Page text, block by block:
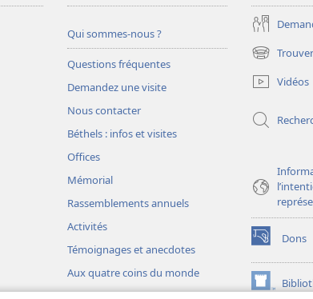
Qui sommes-nous ?
Questions fréquentes
Demandez une visite
Nous contacter
Béthels : infos et visites
Offices
Mémorial
Rassemblements annuels
Activités
Témoignages et anecdotes
Aux quatre coins du monde
(ouvre
une
nouvelle
Vidéos
Dons
(ouvre
une
nouvelle
fenêtre)
(ouvre